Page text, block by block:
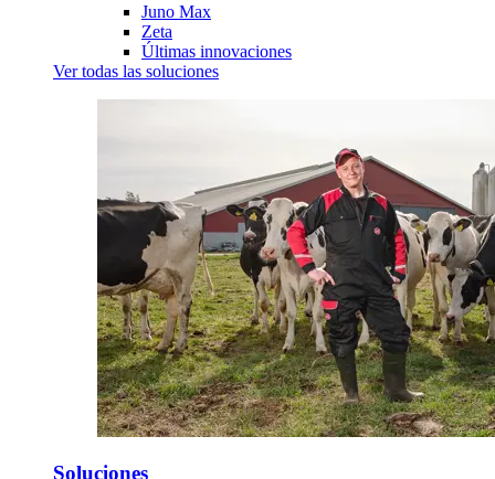
Juno Max
Zeta
Últimas innovaciones
Ver todas las soluciones
Soluciones